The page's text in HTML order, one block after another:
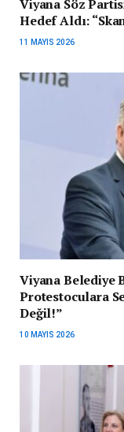
Viyana Söz
Hedef Aldı:
11 MAYIS 2026
Viyana Belediye
Protestoculara
Değil!”
10 MAYIS 2026